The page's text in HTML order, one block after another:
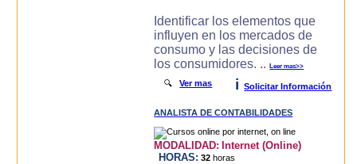
Identificar los elementos que
influyen en los mercados de
consumo y las decisiones de
los consumidores. ..Leer mas>>
🔍Ver mas i Solicitar Información
ANALISTA DE CONTABILIDADES
MODALIDAD: Internet (Online)
HORAS: 32 horas